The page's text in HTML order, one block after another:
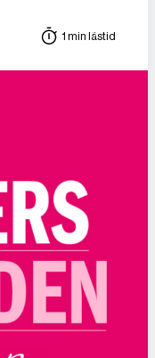
1 min lästid